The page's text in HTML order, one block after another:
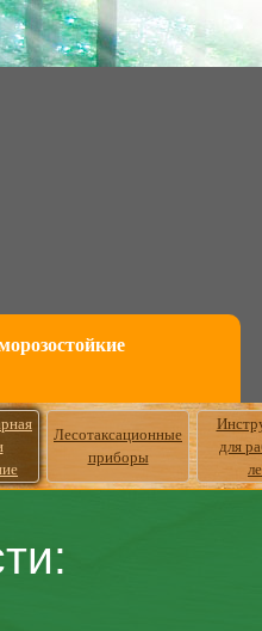
Лесотаксационные
приборы
для